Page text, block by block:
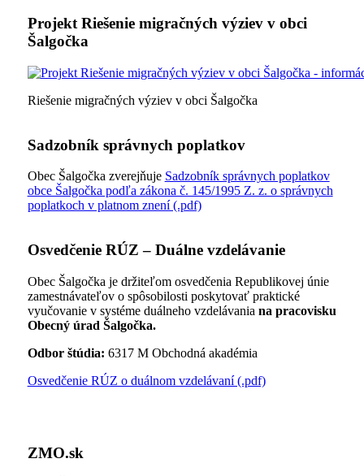
Projekt Riešenie migračných výziev v obci
Šalgočka
Riešenie migračných výziev v obci Šalgočka
Sadzobník správnych poplatkov
Obec Šalgočka zverejňuje Sadzobník správnych poplatkov
obce Šalgočka podľa zákona č. 145/1995 Z. z. o správnych
poplatkoch v platnom znení (.pdf)
Osvedčenie RÚZ – Duálne vzdelávanie
Obec Šalgočka je držiteľom osvedčenia Republikovej únie
zamestnávateľov o spôsobilosti poskytovať praktické
vyučovanie v systéme duálneho vzdelávania na pracovisku
Obecný úrad Šalgočka.
Odbor štúdia: 6317 M Obchodná akadémia
Osvedčenie RÚZ o duálnom vzdelávaní (.pdf)
ZMO.sk